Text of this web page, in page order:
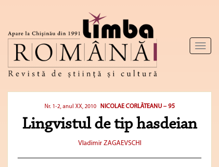
Toggle
Nr. 1-2, anul XX, 2010 NICOLAE CORLĂTEANU – 95
Lingvistul de tip hasdeian
Vladimir ZAGAEVSCHI